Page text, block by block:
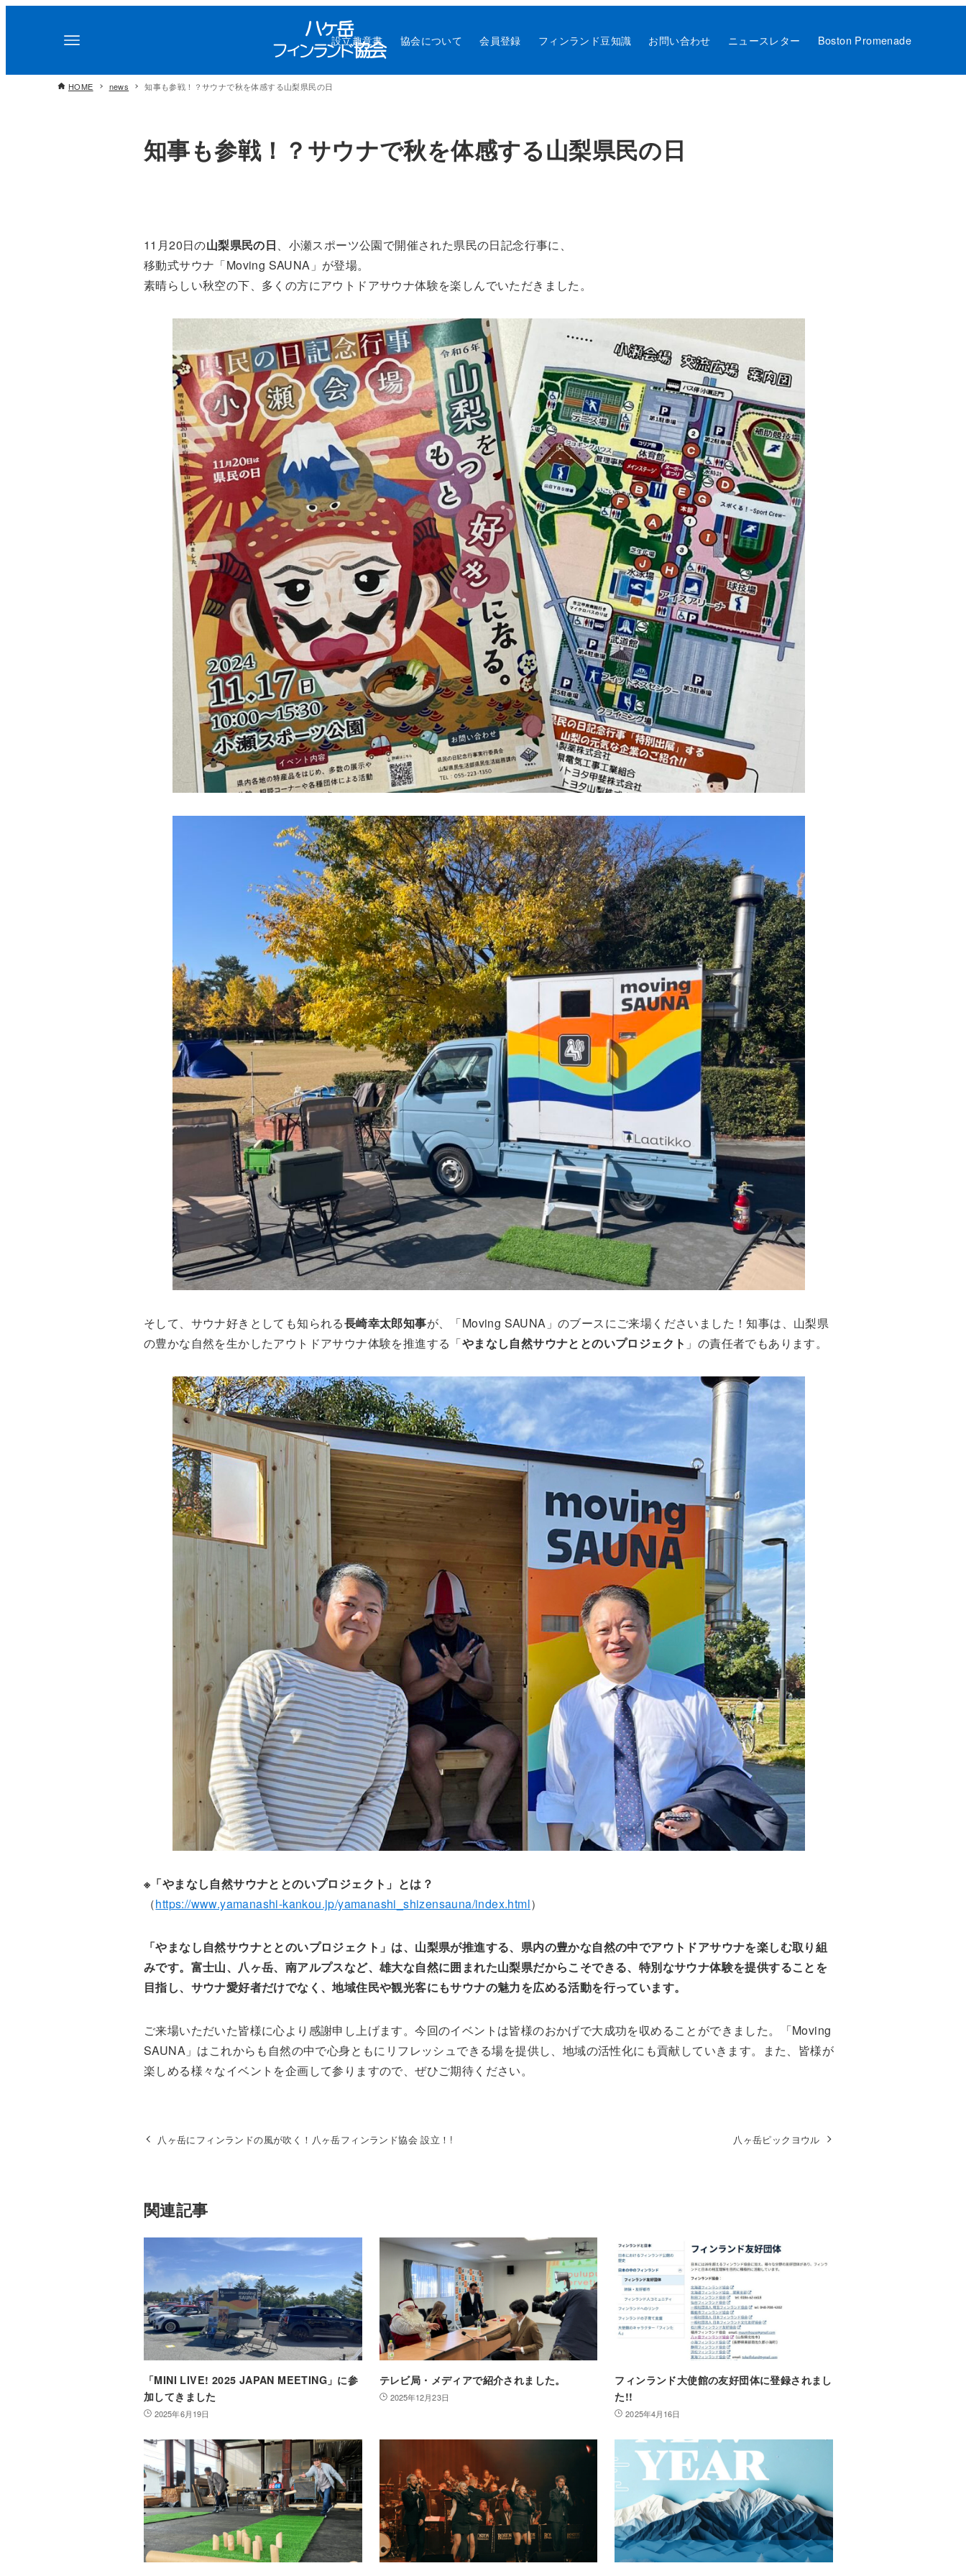
設立趣意書 協会について 会員登録 フィンランド豆知識 お問い合わせ ニュースレター Boston Promenade
HOME news 知事も参戦！？サウナで秋を体感する山梨県民の日
知事も参戦！？サウナで秋を体感する山梨県民の日
11月20日の山梨県民の日 、小瀬スポーツ公園で開催された県民の日記念行事に、
移動式サウナ「Moving SAUNA」が登場。
素晴らしい秋空の下、多くの方にアウトドアサウナ体験を楽しんでいただきました。
そして、サウナ好きとしても知られる長崎幸太郎知事が、「Moving SAUNA」のブースにご来場くださいました！知事は、山梨県
の豊かな自然を生かしたアウトドアサウナ体験を推進する「やまなし自然サウナととのいプロジェクト 」の責任者でもあります。
※「やまなし自然サウナととのいプロジェクト」とは？
（https://www.yamanashi-kankou.jp/yamanashi_shizensauna/index.html）
「やまなし自然サウナととのいプロジェクト」は、山梨県が推進する、県内の豊かな自然の中でアウトドアサウナを楽しむ取り組
みです。富士山、八ヶ岳、南アルプスなど、雄大な自然に囲まれた山梨県だからこそできる、特別なサウナ体験を提供することを
目指し、サウナ愛好者だけでなく、地域住民や観光客にもサウナの魅力を広める活動を行っています。
ご来場いただいた皆様に心より感謝申し上げます。今回のイベントは皆様のおかげで大成功を収めることができました。「Moving
SAUNA」はこれからも自然の中で心身ともにリフレッシュできる場を提供し、地域の活性化にも貢献していきます。また、皆様が
楽しめる様々なイベントを企画して参りますので、ぜひご期待ください。
八ヶ岳にフィンランドの風が吹く！八ヶ岳フィンランド協会 設立！! 八ヶ岳ピックヨウル
関連記事
「MINI LIVE! 2025 JAPAN MEETING」に参
加してきました
2025年6月19日
テレビ局・メディアで紹介されました。
2025年12月23日
フィンランド大使館の友好団体に登録されまし
た!!
2025年4月16日